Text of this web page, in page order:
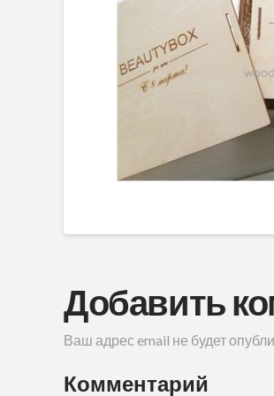
Добавить
Ваш адрес email не будет
Комментарий